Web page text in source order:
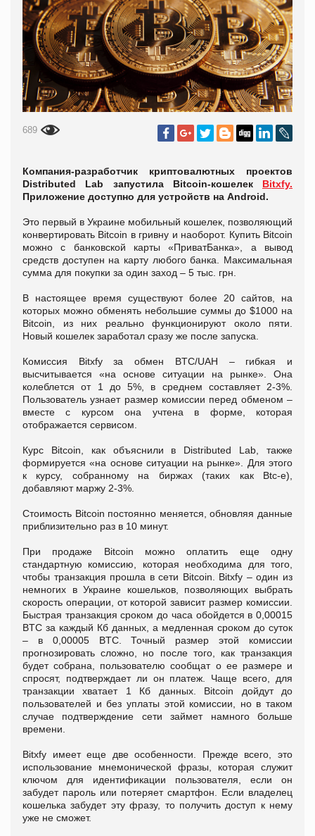
689
Компания-разработчик криптовалютных проектов
Distributed Lab запустила Bitcoin-кошелек Bitxfy.
Приложение доступно для устройств на Android.
Это первый в Украине мобильный кошелек, позволяющий
конвертировать Bitcoin в гривну и наоборот. Купить Bitcoin
можно с банковской карты «ПриватБанка», а вывод
средств доступен на карту любого банка. Максимальная
сумма для покупки за один заход – 5 тыс. грн.
В настоящее время существуют более 20 сайтов, на
которых можно обменять небольшие суммы до $1000 на
Bitcoin, из них реально функционируют около пяти.
Новый кошелек заработал сразу же после запуска.
Комиссия Bitxfy за обмен BTC/UAH – гибкая и
высчитывается «на основе ситуации на рынке». Она
колеблется от 1 до 5%, в среднем составляет 2-3%.
Пользователь узнает размер комиссии перед обменом –
вместе с курсом она учтена в форме, которая
отображается сервисом.
Курс Bitcoin, как объяснили в Distributed Lab, также
формируется «на основе ситуации на рынке». Для этого
к курсу, собранному на биржах (таких как Btc-е),
добавляют маржу 2-3%.
Стоимость Bitcoin постоянно меняется, обновляя данные
приблизительно раз в 10 минут.
При продаже Bitcoin можно оплатить еще одну
стандартную комиссию, которая необходима для того,
чтобы транзакция прошла в сети Bitcoin. Bitxfy – один из
немногих в Украине кошельков, позволяющих выбрать
скорость операции, от которой зависит размер комиссии.
Быстрая транзакция сроком до часа обойдется в 0,00015
BTC за каждый Кб данных, а медленная сроком до суток
– в 0,00005 BTC. Точный размер этой комиссии
прогнозировать сложно, но после того, как транзакция
будет собрана, пользователю сообщат о ее размере и
спросят, подтверждает ли он платеж. Чаще всего, для
транзакции хватает 1 Кб данных. Bitcoin дойдут до
пользователей и без уплаты этой комиссии, но в таком
случае подтверждение сети займет намного больше
времени.
Bitxfy имеет еще две особенности. Прежде всего, это
использование мнемонической фразы, которая служит
ключом для идентификации пользователя, если он
забудет пароль или потеряет смартфон. Если владелец
кошелька забудет эту фразу, то получить доступ к нему
уже не сможет.